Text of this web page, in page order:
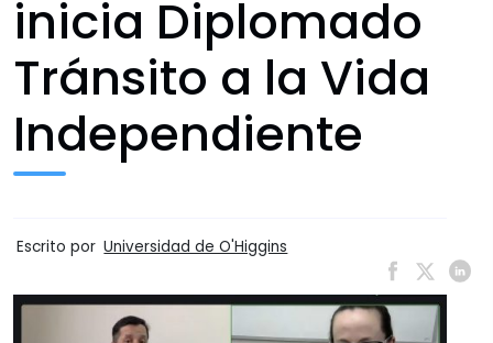
inicia Diplomado
Tránsito a la Vida
Independiente
Escrito por Universidad de O'Higgins